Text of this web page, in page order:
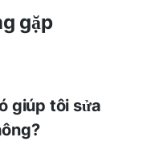
gặp
giúp tôi sửa